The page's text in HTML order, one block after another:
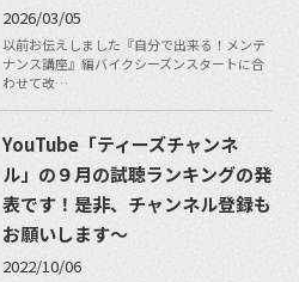
2026/03/05
以前お伝えしました『自分で出来る！メンテ
ナンス講座』編バイクシーズンスタートに合
わせて改…
YouTube「ティーズチャンネ
ル」の９月の試聴ランキングの発
表です！是非、チャンネル登録も
お願いします〜
2022/10/06